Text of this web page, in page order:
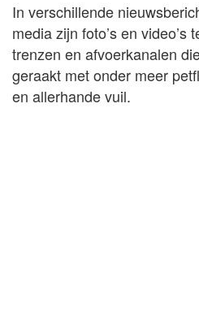
In verschillende
media zijn foto’s en video’s
trenzen en afvoerkanalen
geraakt met onder meer
en allerhande vuil.